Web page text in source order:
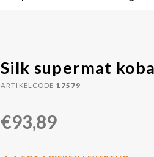
Silk supermat
ARTIKELCODE 17579
€93,89